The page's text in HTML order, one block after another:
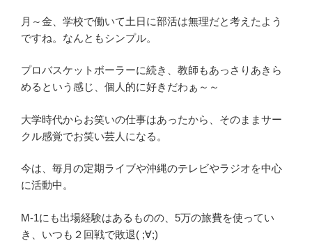
月～金、学校で働いて土日に部活は無理だと考えたよう
ですね。なんともシンプル。
プロバスケットボーラーに続き、教師もあっさりあきら
めるという感じ、個人的に好きだわぁ～～
大学時代からお笑いの仕事はあったから、そのままサー
クル感覚でお笑い芸人になる。
今は、毎月の定期ライブや沖縄のテレビやラジオを中心
に活動中。
M-1にも出場経験はあるものの、5万の旅費を使ってい
き、いつも２回戦で敗退( ;∀;)